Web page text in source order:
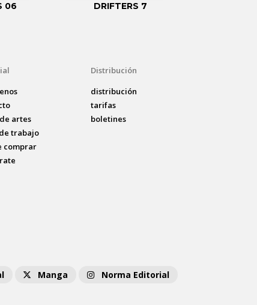
06 DRIFTERS 7
artes
trabajo
comprar
Distribución
distribución
tarifas
boletines
Manga
Norma Editorial